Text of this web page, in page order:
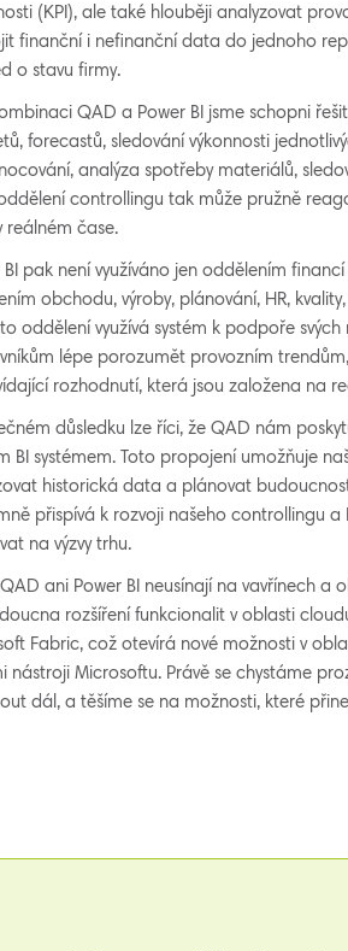
(KPI), ale také hlouběji analyzovat
finanční i nefinanční data do jednoho
o stavu firmy.
QAD a Power BI jsme schopni
forecastů, sledování výkonnosti
analýza spotřeby materiálů,
controllingu tak může pružně
reálném čase.
BI pak není využíváno jen oddělením
obchodu, výroby, plánování, HR,
oddělení využívá systém k podpoře
lépe porozumět provozním
rozhodnutí, která jsou založena na
důsledku lze říci, že QAD nám
BI systémem. Toto propojení umožňuje
historická data a plánovat
přispívá k rozvoji našeho controllingu
na výzvy trhu.
ani Power BI neusínají na vavřínech
rozšíření funkcionalit v oblasti
Fabric, což otevírá nové možnosti v
nástroji Microsoftu. Právě se chystáme
dál, a těšíme se na možnosti, které